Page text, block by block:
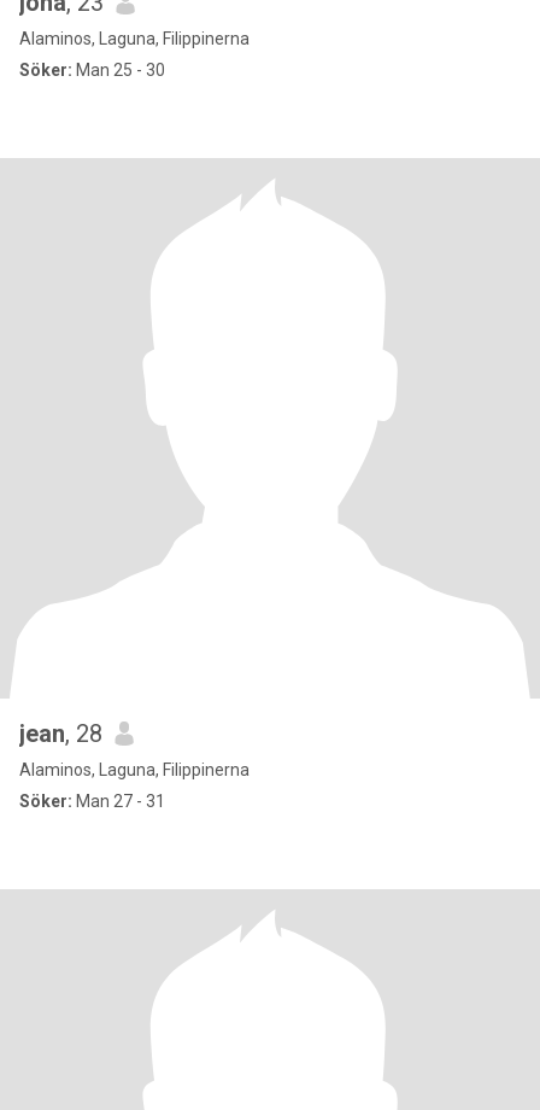
Alaminos, Laguna, Filippinerna
Söker: Man 25 - 30
jean, 28
Alaminos, Laguna, Filippinerna
Söker: Man 27 - 31